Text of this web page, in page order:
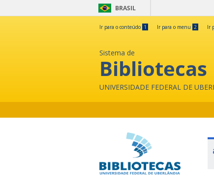
BRASIL
Ir para o conteúdo 1 Ir para o menu 2 Ir
Sistema de
Bibliotecas
UNIVERSIDADE FEDERAL DE